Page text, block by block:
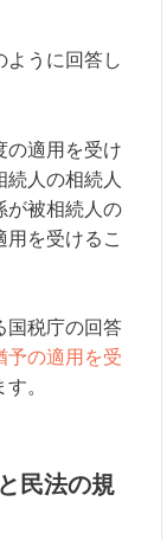
ように回答し
の適用を受け
人の相続人
が被相続人の
を受けるこ
国税庁の回答
予の適用を受
。
民法の規